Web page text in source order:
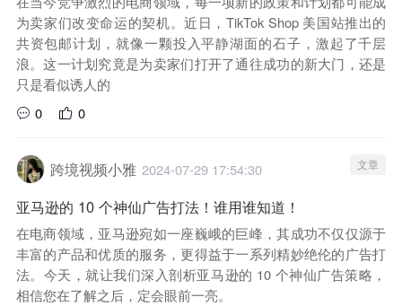
为卖家们改变命运的契机。近日，TikTok Shop 美国站推出的
共资包邮计划，就像一颗投入平静湖面的石子，激起了千层
浪。这一计划究竟是为卖家们打开了通往成功的新大门，还是
只是看似诱人的
0
0
跨境视频小雅 2024-07-29 17:54:30 文章
亚马逊的 10 个神仙广告打法！谁用谁知道！
在电商领域，亚马逊宛如一座巍峨的巨峰，其成功不仅仅源于
丰富的产品和优质的服务，更得益于一系列精妙绝伦的广告打
法。今天，就让我们深入剖析亚马逊的 10 个神仙广告策略，
相信您在了解之后，定会眼前一亮。